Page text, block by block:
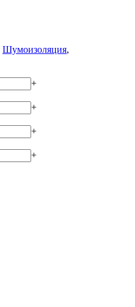
Шумоизоляция,
+
+
+
+